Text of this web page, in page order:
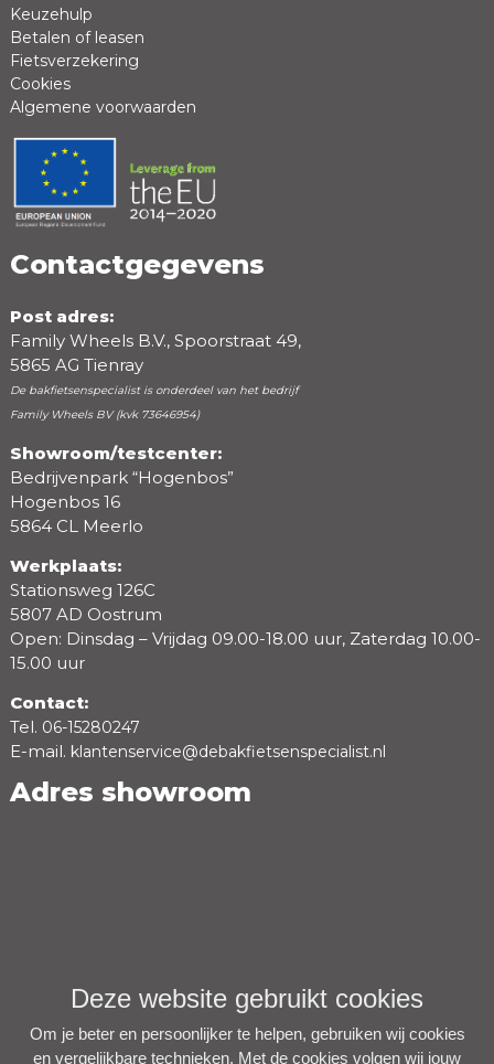
Positieve punten
Beoordeling
Keuzehulp
Betalen of leasen
Fietsverzekering
Cookies
Algemene voorwaarden
Contactgegevens
Post adres:
Family Wheels B.V., Spoorstraat 49,
5865 AG Tienray
De bakfietsenspecialist is onderdeel van het bedrijf
Family Wheels BV (kvk 73646954)
Showroom/testcenter:
Bedrijvenpark “Hogenbos”
Hogenbos 16
5864 CL Meerlo
Werkplaats:
Stationsweg 126C
5807 AD Oostrum
Open: Dinsdag – Vrijdag 09.00-18.00 uur, Zaterdag 10.00-
15.00 uur
Contact:
Tel. 06-15280247
E-mail. klantenservice@debakfietsenspecialist.nl
Adres showroom
Deze website gebruikt cookies
Om je beter en persoonlijker te helpen, gebruiken wij cookies
en vergelijkbare technieken. Met de cookies volgen wij jouw